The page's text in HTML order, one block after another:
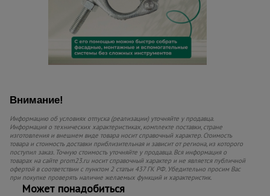
Внимание!
Информацию об условиях отпуска (реализации) уточняйте у продавца.
Информация о технических характеристиках, комплекте поставки, стране
изготовления и внешнем виде товара носит справочный характер. Стоимость
товара и стоимость доставки приблизительная и зависит от региона, из которого
поступил заказ. Точную стоимость уточняйте у продавца. Вся информация о
товарах на сайте prom23.ru носит справочный характер и не является публичной
офертой в соответствии с пунктом 2 статьи 437 ГК РФ. Убедительно просим Вас
при покупке проверять наличие желаемых функций и характеристик.
Может понадобиться